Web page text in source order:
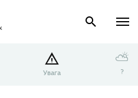
Увага
⛅
?